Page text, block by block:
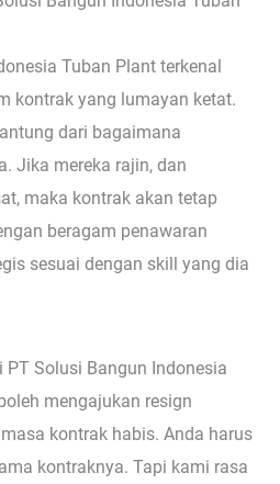
Tuban Plant terkenal
kontrak yang lumayan ketat.
dari bagaimana
Jika mereka rajin, dan
maka kontrak akan tetap
beragam penawaran
sesuai dengan skill yang dia
PT Solusi Bangun Indonesia
mengajukan resign
kontrak habis. Anda harus
kontraknya. Tapi kami rasa